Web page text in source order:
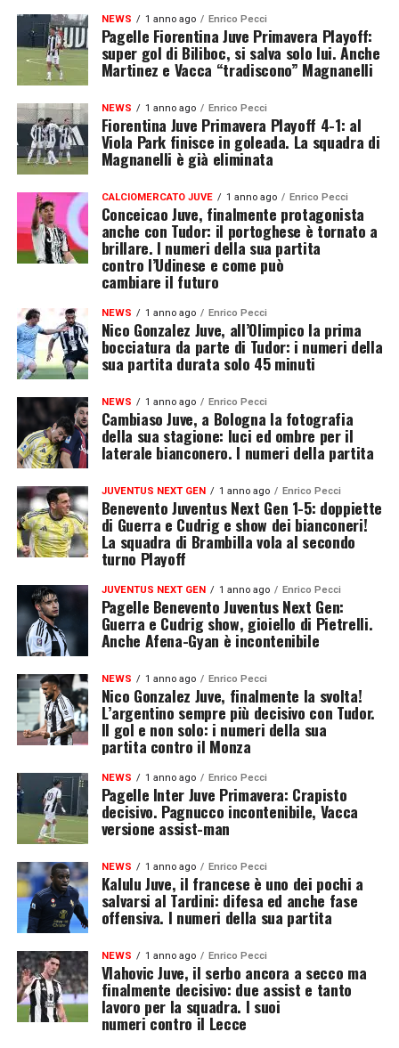
NEWS 1 anno ago Enrico Pecci
Pagelle Fiorentina Juve Primavera Playoff:
super gol di Biliboc, si salva solo lui. Anche
Martinez e Vacca “tradiscono” Magnanelli
NEWS 1 anno ago Enrico Pecci
Fiorentina Juve Primavera Playoff 4-1: al
Viola Park finisce in goleada. La squadra di
Magnanelli è già eliminata
CALCIOMERCATO JUVE 1 anno ago Enrico Pecci
Conceicao Juve, finalmente protagonista
anche con Tudor: il portoghese è tornato a
brillare. I numeri della sua partita
contro l’Udinese e come può
cambiare il futuro
NEWS 1 anno ago Enrico Pecci
Nico Gonzalez Juve, all’Olimpico la prima
bocciatura da parte di Tudor: i numeri della
sua partita durata solo 45 minuti
NEWS 1 anno ago Enrico Pecci
Cambiaso Juve, a Bologna la fotografia
della sua stagione: luci ed ombre per il
laterale bianconero. I numeri della partita
JUVENTUS NEXT GEN 1 anno ago Enrico Pecci
Benevento Juventus Next Gen 1-5: doppiette
di Guerra e Cudrig e show dei bianconeri!
La squadra di Brambilla vola al secondo
turno Playoff
JUVENTUS NEXT GEN 1 anno ago Enrico Pecci
Pagelle Benevento Juventus Next Gen:
Guerra e Cudrig show, gioiello di Pietrelli.
Anche Afena-Gyan è incontenibile
NEWS 1 anno ago Enrico Pecci
Nico Gonzalez Juve, finalmente la svolta!
L’argentino sempre più decisivo con Tudor.
Il gol e non solo: i numeri della sua
partita contro il Monza
NEWS 1 anno ago Enrico Pecci
Pagelle Inter Juve Primavera: Crapisto
decisivo. Pagnucco incontenibile, Vacca
versione assist-man
NEWS 1 anno ago Enrico Pecci
Kalulu Juve, il francese è uno dei pochi a
salvarsi al Tardini: difesa ed anche fase
offensiva. I numeri della sua partita
NEWS 1 anno ago Enrico Pecci
Vlahovic Juve, il serbo ancora a secco ma
finalmente decisivo: due assist e tanto
lavoro per la squadra. I suoi
numeri contro il Lecce